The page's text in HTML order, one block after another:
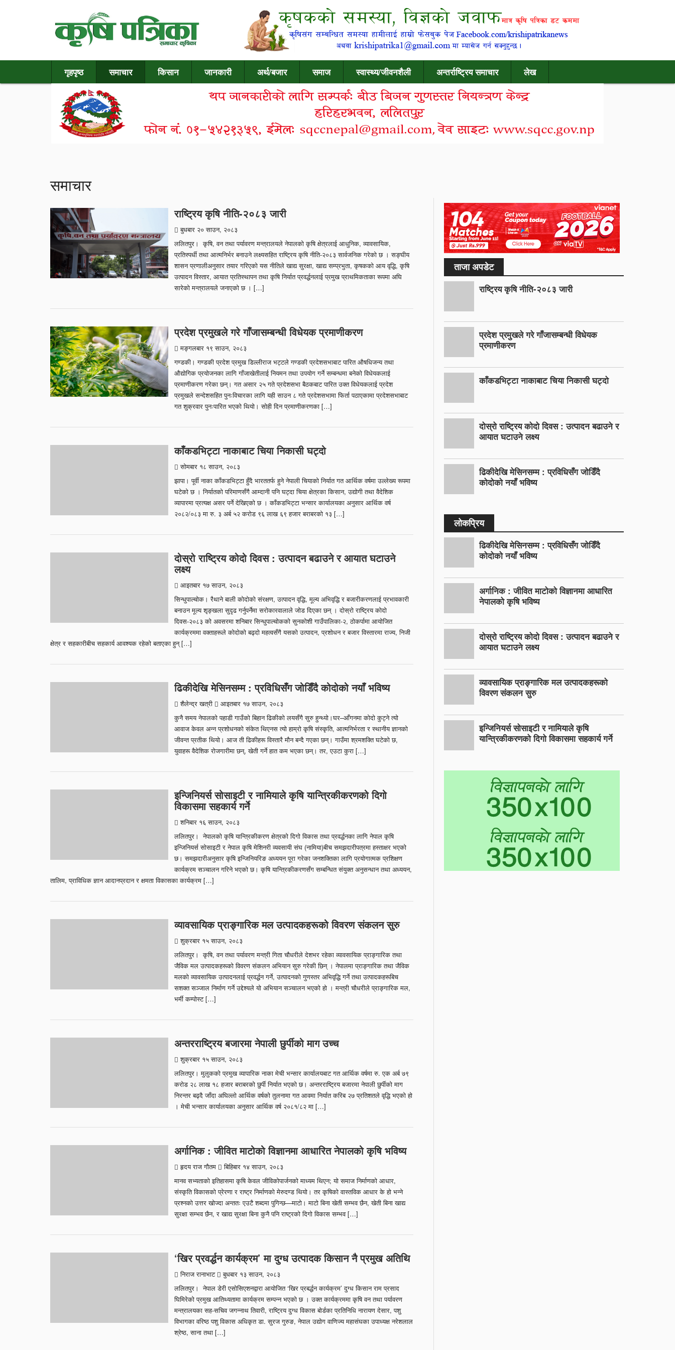
गृहपृष्ठ समाचार किसान जानकारी अर्थ/बजार समाज स्वास्थ्य/जीवनशैली अन्तर्राष्ट्रिय समाचार लेख
समाचार
राष्ट्रिय कृषि नीति-२०८३ जारी
बुधबार २० साउन, २०८३
ललितपुर। कृषि, वन तथा पर्यावरण मन्त्रालयले नेपालको कृषि क्षेत्रलाई आधुनिक, व्यावसायिक,
प्रतिस्पर्धी तथा आत्मनिर्भर बनाउने लक्ष्यसहित राष्ट्रिय कृषि नीति-२०८३ सार्वजनिक गरेको छ । सङ्घीय
शासन प्रणालीअनुसार तयार गरिएको यस नीतिले खाद्य सुरक्षा, खाद्य सम्प्रभुता, कृषकको आय वृद्धि, कृषि
उत्पादन विस्तार, आयात प्रतिस्थापन तथा कृषि निर्यात प्रवर्द्धनलाई प्रमुख प्राथमिकताका रूपमा अघि
सारेको मन्त्रालयले जनाएको छ । […]
प्रदेश प्रमुखले गरे गाँजासम्बन्धी विधेयक प्रमाणीकरण
मङ्गलबार १९ साउन, २०८३
गण्डकी। गण्डकी प्रदेश प्रमुख डिल्लीराज भट्टले गण्डकी प्रदेशसभाबाट पारित औषधिजन्य तथा
औद्योगिक प्रयोजनका लागि गाँजाखेतीलाई नियमन तथा उपयोग गर्ने सम्बन्धमा बनेको विधेयकलाई
प्रमाणीकरण गरेका छन्। गत असार २५ गते प्रदेशसभा बैठकबाट पारित उक्त विधेयकलाई प्रदेश
प्रमुखले सन्देशसहित पुनःविचारका लागि यही साउन ८ गते प्रदेशसभामा फिर्ता पठाएकामा प्रदेशसभाबाट
गत शुक्रवार पुनःपारित भएको थियो। सोही दिन प्रमाणीकरणका […]
काँकडभिट्टा नाकाबाट चिया निकासी घट्दो
सोमबार १८ साउन, २०८३
झापा। पूर्वी नाका काँकडभिट्टा हुँदै भारततर्फ हुने नेपाली चियाको निर्यात गत आर्थिक वर्षमा उल्लेख्य रूपमा
घटेको छ । निर्यातको परिमाणसँगै आम्दानी पनि घट्दा चिया क्षेत्रका किसान, उद्योगी तथा वैदेशिक
व्यापारमा प्रत्यक्ष असर पर्ने देखिएको छ । काँकडभिट्टा भन्सार कार्यालयका अनुसार आर्थिक वर्ष
२०८२/०८३ मा रु. ३ अर्ब ५२ करोड ९६ लाख ६९ हजार बराबरको १३ […]
दोस्रो राष्ट्रिय कोदो दिवस : उत्पादन बढाउने र आयात घटाउने
लक्ष्य
आइतबार १७ साउन, २०८३
सिन्धुपाल्चोक। रैथाने बाली कोदोको संरक्षण, उत्पादन वृद्धि, मूल्य अभिवृद्धि र बजारीकरणलाई प्रभावकारी
बनाउन मूल्य शृङ्खला सुदृढ गर्नुपर्नेमा सरोकारवालाले जोड दिएका छन् । दोस्रो राष्ट्रिय कोदो
दिवस-२०८३ को अवसरमा शनिबार सिन्धुपाल्चोकको सुनकोशी गाउँपालिका-२, ठोकर्पामा आयोजित
कार्यक्रममा वक्ताहरूले कोदोको बढ्दो महत्वसँगै यसको उत्पादन, प्रशोधन र बजार विस्तारमा राज्य, निजी
क्षेत्र र सहकारीबीच सहकार्य आवश्यक रहेको बताएका हुन् […]
ढिकीदेखि मेसिनसम्म : प्रविधिसँग जोडिँदै कोदोको नयाँ भविष्य
शैलेन्द्र खत्री
आइतबार १७ साउन, २०८३
कुनै समय नेपालको पहाडी गाउँको बिहान ढिकीको लयसँगै सुरु हुन्थ्यो।घर–आँगनमा कोदो कुट्ने त्यो
आवाज केवल अन्न प्रशोधनको संकेत थिएनस त्यो हाम्रो कृषि संस्कृति, आत्मनिर्भरता र स्थानीय ज्ञानको
जीवन्त प्रतीक थियो। आज ती ढिकीहरू विस्तारै मौन बन्दै गएका छन्। गाउँमा श्रमशक्ति घटेको छ,
युवाहरू वैदेशिक रोजगारीमा छन्, खेती गर्ने हात कम भएका छन्। तर, एउटा कुरा […]
इन्जिनियर्स सोसाइटी र नामियाले कृषि यान्त्रिकीकरणको दिगो
विकासमा सहकार्य गर्ने
शनिबार १६ साउन, २०८३
ललितपुर। नेपालको कृषि यान्त्रिकीकरण क्षेत्रको दिगो विकास तथा प्रवर्द्धनका लागि नेपाल कृषि
इन्जिनियर्स सोसाइटी र नेपाल कृषि मेशिनरी व्यवसायी संघ (नामिया)बीच समझदारीपत्रमा हस्ताक्षर भएको
छ। समझदारीअनुसार कृषि इन्जिनियरिङ अध्ययन पूरा गरेका जनशक्तिका लागि प्रयोगात्मक प्रशिक्षण
कार्यक्रम सञ्चालन गरिने भएको छ। कृषि यान्त्रिकीकरणसँग सम्बन्धित संयुक्त अनुसन्धान तथा अध्ययन,
तालिम, प्राविधिक ज्ञान आदानप्रदान र क्षमता विकासका कार्यक्रम […]
व्यावसायिक प्राङ्गारिक मल उत्पादकहरूको विवरण संकलन सुरु
शुक्रबार १५ साउन, २०८३
ललितपुर। कृषि, वन तथा पर्यावरण मन्त्री गिता चौधरीले देशभर रहेका व्यावसायिक प्राङ्गारिक तथा
जैविक मल उत्पादकहरूको विवरण संकलन अभियान सुरु गरेकी छिन् । नेपालमा प्राङ्गारिक तथा जैविक
मलको व्यावसायिक उत्पादनलाई प्रवर्द्धन गर्ने, उत्पादनको गुणस्तर अभिवृद्धि गर्ने तथा उत्पादकहरूबिच
सशक्त सञ्जाल निर्माण गर्ने उद्देश्यले यो अभियान सञ्चालन भएको हो । मन्त्री चौधरीले प्राङ्गारिक मल,
भर्मी कम्पोस्ट […]
अन्तरराष्ट्रिय बजारमा नेपाली छुर्पीको माग उच्च
शुक्रबार १५ साउन, २०८३
ललितपुर। मुलुकको प्रमुख व्यापारिक नाका मेची भन्सार कार्यालयबाट गत आर्थिक वर्षमा रु. एक अर्ब ७९
करोड २८ लाख १८ हजार बराबरको छुर्पी निर्यात भएको छ। अन्तरराष्ट्रिय बजारमा नेपाली छुर्पीको माग
निरन्तर बढ्दै जाँदा अघिल्लो आर्थिक वर्षको तुलनामा गत आवमा निर्यात करिब २७ प्रतिशतले वृद्धि भएको हो
। मेची भन्सार कार्यालयका अनुसार आर्थिक वर्ष २०८१/८२ मा […]
अर्गानिक : जीवित माटोको विज्ञानमा आधारित नेपालको कृषि भविष्य
हृदय राज गाैतम
बिहिबार १४ साउन, २०८३
मानव सभ्यताको इतिहासमा कृषि केवल जीविकोपार्जनको माध्यम थिएन; यो समाज निर्माणको आधार,
संस्कृति विकासको प्रेरणा र राष्ट्र निर्माणको मेरुदण्ड थियो। तर कृषिको वास्तविक आधार के हो भन्ने
प्रश्नको उत्तर खोज्दा अन्ततः एउटै शब्दमा पुगिन्छ—माटो। माटो बिना खेती सम्भव छैन, खेती बिना खाद्य
सुरक्षा सम्भव छैन, र खाद्य सुरक्षा बिना कुनै पनि राष्ट्रको दिगो विकास सम्भव […]
‘खिर प्रवर्द्धन कार्यक्रम’ मा दुग्ध उत्पादक किसान नै प्रमुख अतिथि
निराज रानाभाट
बुधबार १३ साउन, २०८३
ललितपुर। नेपाल डेरी एसोसिएशनद्वारा आयोजित ‘खिर प्रबर्द्धन कार्यक्रम’ दुग्ध किसान राम प्रसाद
घिमिरेको प्रमुख आतिथ्यतामा कार्यक्रम सम्पन्न भएको छ । उक्त कार्यक्रममा कृषि वन तथा पर्यावरण
मन्त्रालयका सह-सचिव जगन्नाथ तिवारी, राष्ट्रिय दुग्ध विकास बोर्डका प्रतिनिधि नारायण देसार, पशु
विभागका वरिष्ठ पशु विकास अधिकृत डा. सुरज गुरुङ, नेपाल उद्योग वाणिज्य महासंघका उपाध्यक्ष नरेशलाल
श्रेष्ठ, साना तथा […]
ताजा अपडेट
राष्ट्रिय कृषि नीति-२०८३ जारी
प्रदेश प्रमुखले गरे गाँजासम्बन्धी विधेयक
प्रमाणीकरण
काँकडभिट्टा नाकाबाट चिया निकासी घट्दो
दोस्रो राष्ट्रिय कोदो दिवस : उत्पादन बढाउने र
आयात घटाउने लक्ष्य
ढिकीदेखि मेसिनसम्म : प्रविधिसँग जोडिँदै
कोदोको नयाँ भविष्य
लोकप्रिय
ढिकीदेखि मेसिनसम्म : प्रविधिसँग जोडिँदै
कोदोको नयाँ भविष्य
अर्गानिक : जीवित माटोको विज्ञानमा आधारित
नेपालको कृषि भविष्य
दोस्रो राष्ट्रिय कोदो दिवस : उत्पादन बढाउने र
आयात घटाउने लक्ष्य
व्यावसायिक प्राङ्गारिक मल उत्पादकहरूको
विवरण संकलन सुरु
इन्जिनियर्स सोसाइटी र नामियाले कृषि
यान्त्रिकीकरणको दिगो विकासमा सहकार्य गर्ने